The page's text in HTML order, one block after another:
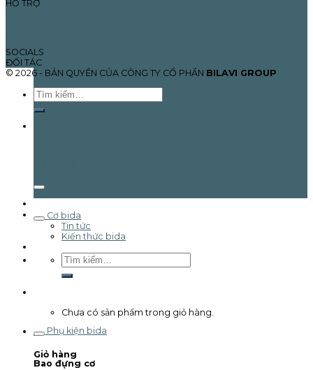
Tin tức & Sự kiện
Tin tức
Kiến thức bida
Tìm
kiếm:
Chưa có sản phẩm trong giỏ hàng.
0
Giỏ hàng
HỖ TRỢ
SOCIALS
ĐỐI TÁC
© 2026 - BẢN QUYỀN CỦA CÔNG TY CỔ PHẦN BILAVI GROUP
Tìm
kiếm:
Cơ bida
Phụ kiện bida
Bao đựng cơ